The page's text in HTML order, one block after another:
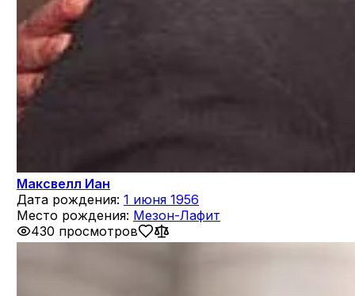
Максвелл Иан
Дата рождения: 1 июня 1956
Место рождения: Мезон-Лафит
430 просмотров